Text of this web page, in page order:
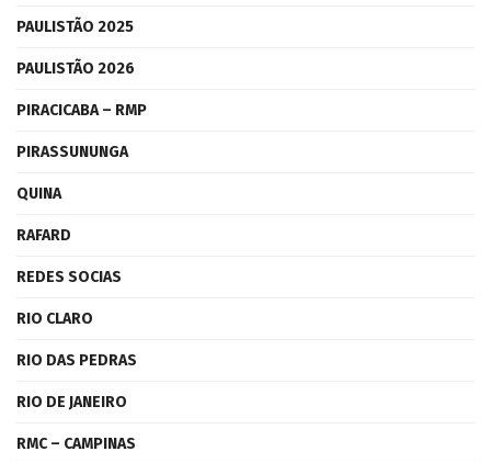
PAULISTÃO 2025
PAULISTÃO 2026
PIRACICABA – RMP
PIRASSUNUNGA
QUINA
RAFARD
REDES SOCIAS
RIO CLARO
RIO DAS PEDRAS
RIO DE JANEIRO
RMC – CAMPINAS